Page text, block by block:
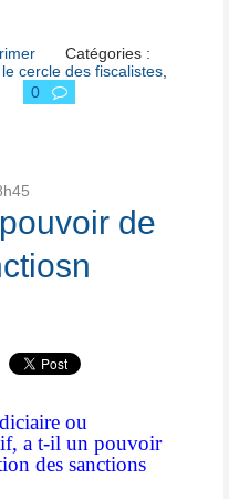
Catégories :
le cercle des fiscalistes,
0
de
ou
a t-il un pouvoir
des sanctions